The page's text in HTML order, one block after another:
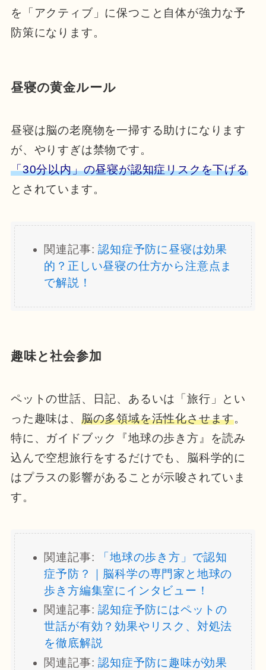
を「アクティブ」に保つこと自体が強力な予
防策になります。
昼寝の黄金ルール
昼寝は脳の老廃物を一掃する助けになります
が、やりすぎは禁物です。
「30分以内」の昼寝が認知症リスクを下げる
とされています。
関連記事:認知症予防に昼寝は効果
的？正しい昼寝の仕方から注意点ま
で解説！
趣味と社会参加
ペットの世話、日記、あるいは「旅行」とい
った趣味は、 脳の多領域を活性化させます。
特に、ガイドブック『地球の歩き方』を読み
込んで空想旅行をするだけでも、脳科学的に
はプラスの影響があることが示唆されていま
す。
関連記事:
「地球の歩き方」で認知
症予防？｜脳科学の専門家と地球の
歩き方編集室にインタビュー！
関連記事:認知症予防にはペットの
世話が有効？効果やリスク、対処法
を徹底解説
関連記事:認知症予防に趣味が効果